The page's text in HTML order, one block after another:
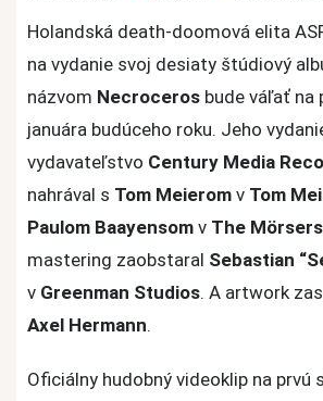
Holandská death-doomová elita
na vydanie svoj desiaty štúdiový
názvom Necroceros bude váľať na
januára budúceho roku. Jeho
vydavateľstvo Century Media
nahrával s Tom Meierom v Tom
Paulom Baayensom v The
mastering zaobstaral Sebastian
v Greenman Studios. A artwork
Axel Hermann.
Oficiálny hudobný videoklip na prvú